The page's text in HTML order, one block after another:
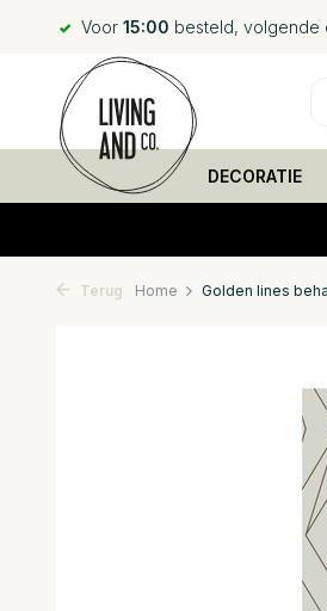
Voor 15:00 besteld, volgende
DECORATIE
Terug Home Golden lines